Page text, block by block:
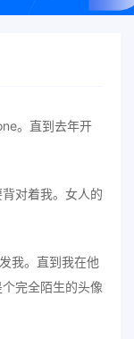
。直到去年开
对着我。女人的
我。直到我在他
完全陌生的头像